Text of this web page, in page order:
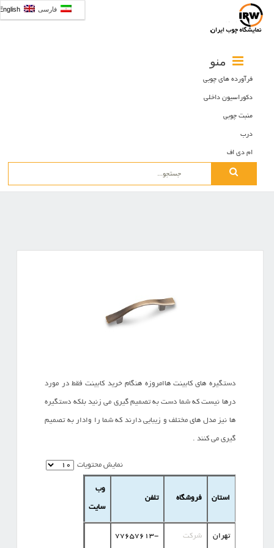
فارسی
منو
فرآورده های چوبی
دکوراسیون داخلی
منبت چوبی
درب
ام دی اف
Search
دستگیره های کابینت هاامروزه هنگام خرید کابینت فقط در مورد
درها نیست که شما دست به تصمیم گیری می زنید بلکه دستگیره
ها نیز مدل های مختلف و زیبایی دارند که شما را وادار به تصمیم
گیری می کنند .
نمایش محتویات
استان فروشگاه تلفن
وب
سایت
تهران شرکت 77657613-